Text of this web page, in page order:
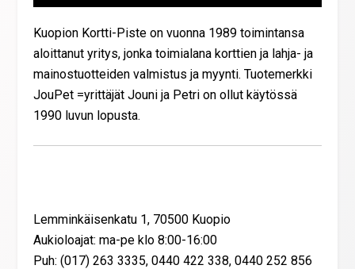
Kuopion Kortti-Piste on vuonna 1989 toimintansa
aloittanut yritys, jonka toimialana korttien ja lahja- ja
mainostuotteiden valmistus ja myynti. Tuotemerkki
JouPet =yrittäjät Jouni ja Petri on ollut käytössä
1990 luvun lopusta.
Lemminkäisenkatu 1, 70500 Kuopio
Aukioloajat: ma-pe klo 8:00-16:00
Puh: (017) 263 3335, 0440 422 338, 0440 252 856